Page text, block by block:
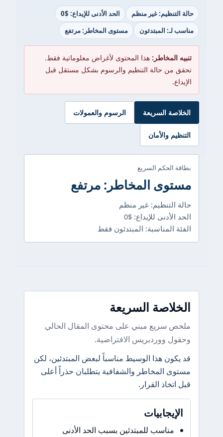
حالة التنظيم: غير منظم
الحد الأدنى للإيداع: $0
مناسب لـ: المبتدئون
مستوى المخاطر: مرتفع
تنبيه المخاطر: هذا المحتوى لأغراض معلوماتية فقط.
تحقق من حالة التنظيم والرسوم بشكل مستقل قبل
الإيداع.
الخلاصة السريعة الرسوم والعمولات
التنظيم والأمان
بطاقة الحكم السريع
مستوى المخاطر: مرتفع
حالة التنظيم: غير منظم
الحد الأدنى للإيداع: $0
الفئة المناسبة: المبتدئون فقط
الخلاصة السريعة
ملخص سريع مبني على محتوى المقال الحالي
وحقول ووردبريس الافتراضية.
قد يكون هذا الوسيط مناسباً لبعض المبتدئين، لكن
مستوى المخاطر والشفافية يتطلبان حذراً أعلى
قبل اتخاذ القرار.
الإيجابيات
مناسب للمبتدئين بسبب الحد الأدنى